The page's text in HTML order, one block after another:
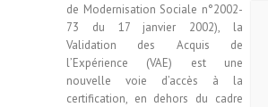
de Modernisation Sociale n°2002-
73 du 17 janvier 2002), la
Validation des Acquis de
l’Expérience (VAE) est une
nouvelle voie d’accès à la
certification, en dehors du cadre